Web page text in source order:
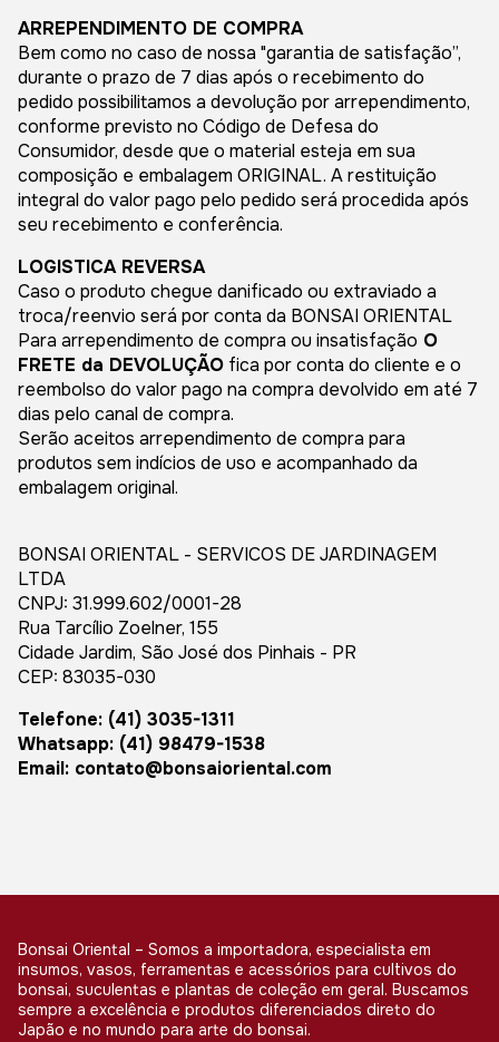
ARREPENDIMENTO DE COMPRA
Bem como no caso de nossa "garantia de satisfação”,
durante o prazo de 7 dias após o recebimento do
pedido possibilitamos a devolução por arrependimento,
conforme previsto no Código de Defesa do
Consumidor, desde que o material esteja em sua
composição e embalagem ORIGINAL. A restituição
integral do valor pago pelo pedido será procedida após
seu recebimento e conferência.
LOGISTICA REVERSA
Caso o produto chegue danificado ou extraviado a
troca/reenvio será por conta da BONSAI ORIENTAL
Para arrependimento de compra ou insatisfação O
FRETE da DEVOLUÇÃO fica por conta do cliente e o
reembolso do valor pago na compra devolvido em até 7
dias pelo canal de compra.
Serão aceitos arrependimento de compra para
produtos sem indícios de uso e acompanhado da
embalagem original.
BONSAI ORIENTAL - SERVICOS DE JARDINAGEM
LTDA
CNPJ: 31.999.602/0001-28
Rua Tarcílio Zoelner, 155
Cidade Jardim, São José dos Pinhais - PR
CEP: 83035-030
Telefone: (41) 3035-1311
Whatsapp: (41) 98479-1538
Email: contato@bonsaioriental.com
Bonsai Oriental – Somos a importadora, especialista em
insumos, vasos, ferramentas e acessórios para cultivos do
bonsai, suculentas e plantas de coleção em geral. Buscamos
sempre a excelência e produtos diferenciados direto do
Japão e no mundo para arte do bonsai.